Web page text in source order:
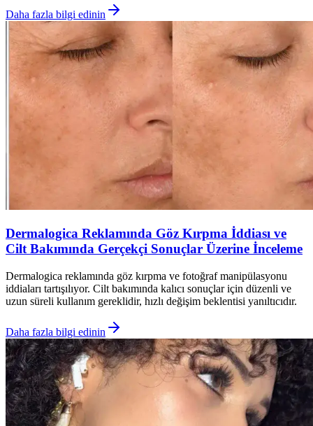
Daha fazla bilgi edinin
Dermalogica Reklamında Göz Kırpma İddiası ve
Cilt Bakımında Gerçekçi Sonuçlar Üzerine İnceleme
Dermalogica reklamında göz kırpma ve fotoğraf manipülasyonu
iddiaları tartışılıyor. Cilt bakımında kalıcı sonuçlar için düzenli ve
uzun süreli kullanım gereklidir, hızlı değişim beklentisi yanıltıcıdır.
Daha fazla bilgi edinin